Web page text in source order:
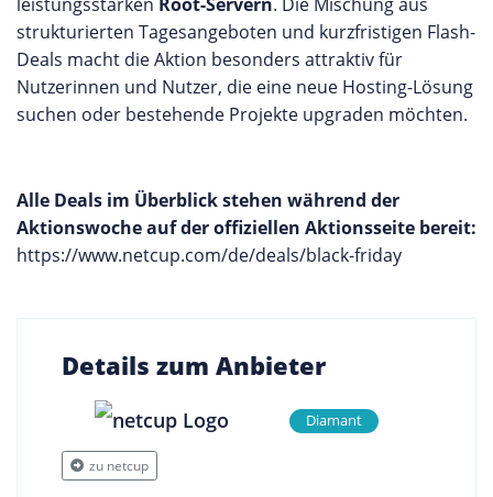
strukturierten Tagesangeboten und kurzfristigen Flash-
Deals macht die Aktion besonders attraktiv für
Nutzerinnen und Nutzer, die eine neue Hosting-Lösung
suchen oder bestehende Projekte upgraden möchten.
Alle Deals im Überblick stehen während der
Aktionswoche auf der offiziellen Aktionsseite bereit:
https://www.netcup.com/de/deals/black-friday
Details zum Anbieter
Diamant
zu netcup